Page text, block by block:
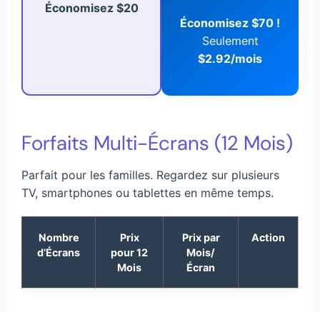
Économisez $20
Économisez $70 !
Seulement
$2.92/mois
Forfaits Multi-Écrans (12 Mois)
Parfait pour les familles. Regardez sur plusieurs
TV, smartphones ou tablettes en même temps.
Nombre
d’Écrans
Prix
pour 12
Mois
Prix par
Mois/
Écran
Action